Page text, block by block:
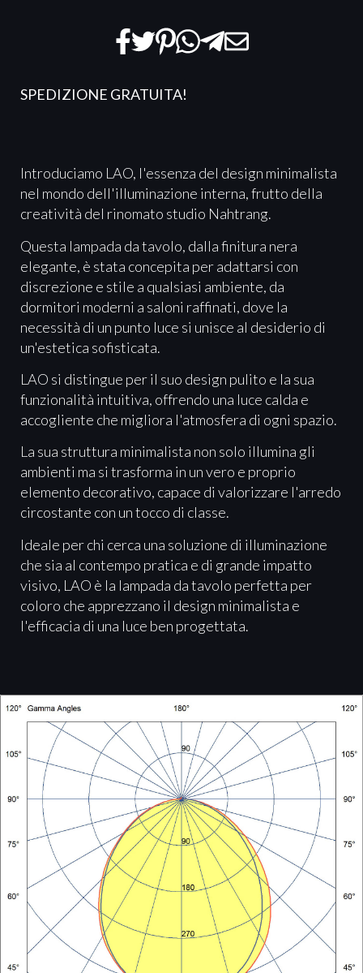
SPEDIZIONE GRATUITA!
Introduciamo LAO, l'essenza del design minimalista
nel mondo dell'illuminazione interna, frutto della
creatività del rinomato studio Nahtrang.
Questa lampada da tavolo, dalla finitura nera
elegante, è stata concepita per adattarsi con
discrezione e stile a qualsiasi ambiente, da
dormitori moderni a saloni raffinati, dove la
necessità di un punto luce si unisce al desiderio di
un'estetica sofisticata.
LAO si distingue per il suo design pulito e la sua
funzionalità intuitiva, offrendo una luce calda e
accogliente che migliora l'atmosfera di ogni spazio.
La sua struttura minimalista non solo illumina gli
ambienti ma si trasforma in un vero e proprio
elemento decorativo, capace di valorizzare l'arredo
circostante con un tocco di classe.
Ideale per chi cerca una soluzione di illuminazione
che sia al contempo pratica e di grande impatto
visivo, LAO è la lampada da tavolo perfetta per
coloro che apprezzano il design minimalista e
l'efficacia di una luce ben progettata.